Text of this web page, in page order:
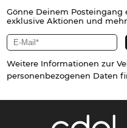
Gönne Deinem Posteingang
exklusive Aktionen und
Weitere Informationen zur
personenbezogenen Daten